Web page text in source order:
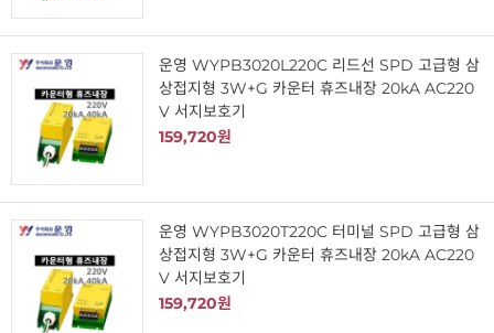
운영 WYPB3020L220C 리드선 SPD 고급형 삼
상접지형 3W+G 카운터 휴즈내장 20kA AC220
V 서지보호기
159,720원
운영 WYPB3020T220C 터미널 SPD 고급형 삼
상접지형 3W+G 카운터 휴즈내장 20kA AC220
V 서지보호기
159,720원